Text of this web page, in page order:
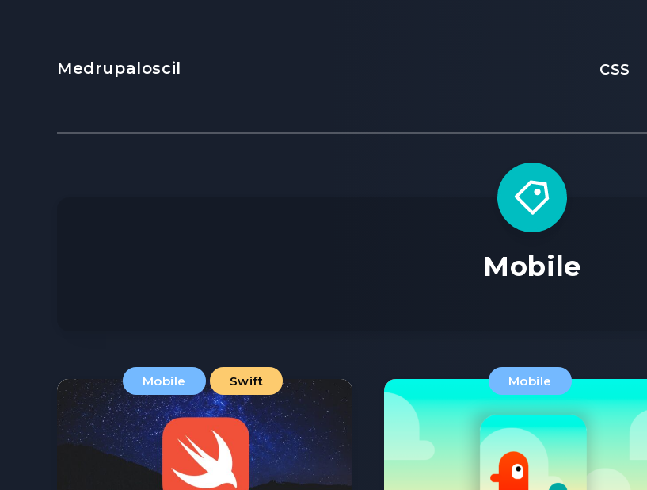
Medrupaloscil CSS
Mobile
Mobile Swift Mobile